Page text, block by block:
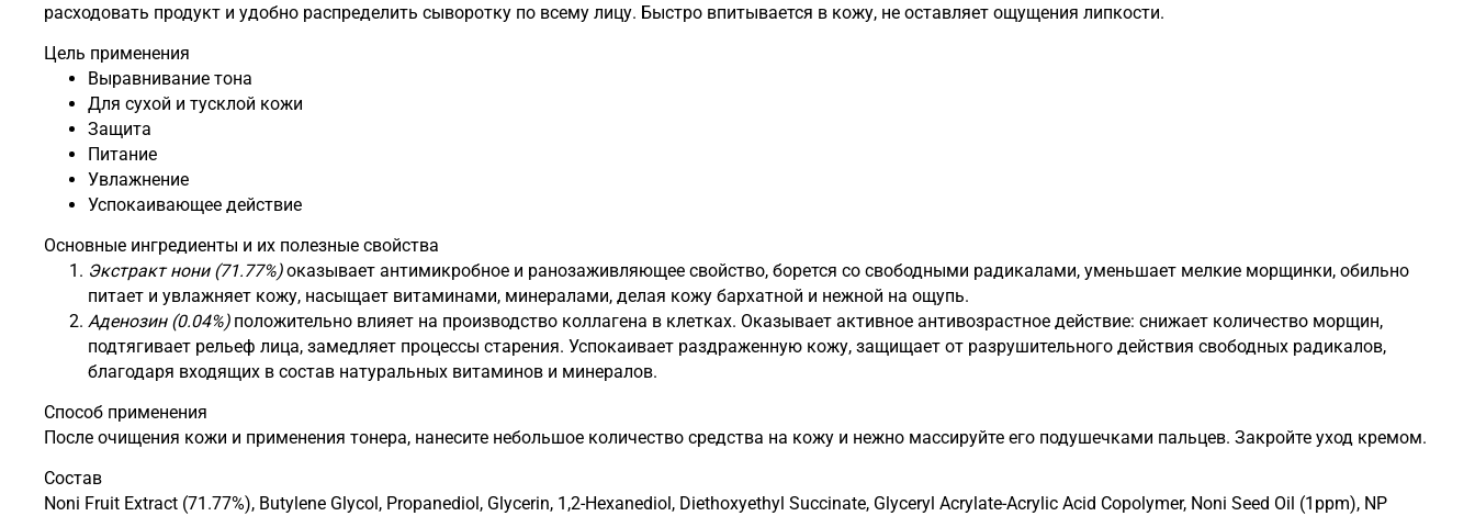
расходовать продукт и удобно распределить сыворотку по всему лицу. Быстро впитывается в кожу, не оставляет ощущения липкости.
Цель применения
Выравнивание тона
Для сухой и тусклой кожи
Защита
Питание
Увлажнение
Успокаивающее действие
Основные ингредиенты и их полезные свойства
Экстракт нони (71.77%)оказывает антимикробное и ранозаживляющее свойство, борется со свободными радикалами, уменьшает мелкие морщинки, обильно
питает и увлажняет кожу, насыщает витаминами, минералами, делая кожу бархатной и нежной на ощупь.
Аденозин (0.04%)положительно влияет на производство коллагена в клетках. Оказывает активное антивозрастное действие: снижает количество морщин,
подтягивает рельеф лица, замедляет процессы старения. Успокаивает раздраженную кожу, защищает от разрушительного действия свободных радикалов,
благодаря входящих в состав натуральных витаминов и минералов.
Способ применения
После очищения кожи и применения тонера, нанесите небольшое количество средства на кожу и нежно массируйте его подушечками пальцев. Закройте уход кремом.
Состав
Noni Fruit Extract (71.77%), Butylene Glycol, Propanediol, Glycerin, 1,2-Hexanediol, Diethoxyethyl Succinate, Glyceryl Acrylate-Acrylic Acid Copolymer, Noni Seed Oil (1ppm), NP